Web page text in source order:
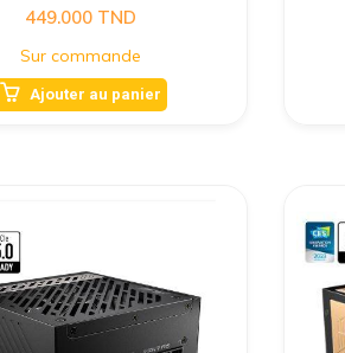
449.000 TND
Sur commande
Ajouter au panier